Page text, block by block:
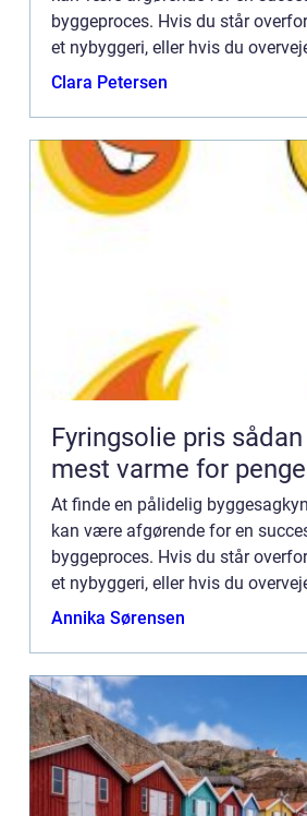
byggeproces. Hvis du står
et nybyggeri, eller hvis du
bolig, kan det at have den...
Clara Petersen
Fyringsolie pris sådan får du
mest varme for
At finde en pålidelig
kan være afgørende for en
byggeproces. Hvis du står
et nybyggeri, eller hvis du
bolig, kan det at have den...
Annika Sørensen